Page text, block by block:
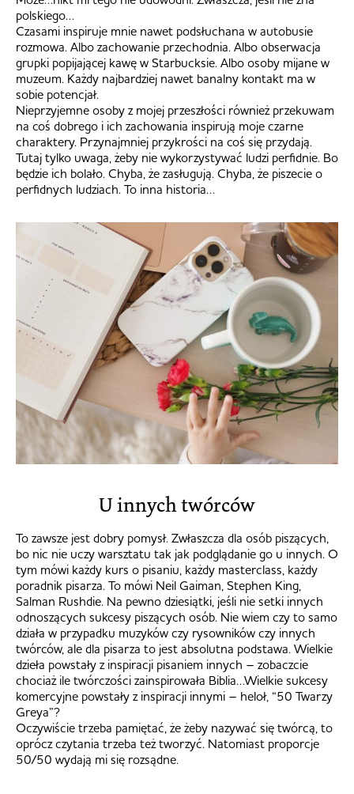
polskiego…
Czasami inspiruje mnie nawet podsłuchana w autobusie
rozmowa. Albo zachowanie przechodnia. Albo obserwacja
grupki popijającej kawę w Starbucksie. Albo osoby mijane w
muzeum. Każdy najbardziej nawet banalny kontakt ma w
sobie potencjał.
Nieprzyjemne osoby z mojej przeszłości również przekuwam
na coś dobrego i ich zachowania inspirują moje czarne
charaktery. Przynajmniej przykrości na coś się przydają.
Tutaj tylko uwaga, żeby nie wykorzystywać ludzi perfidnie. Bo
będzie ich bolało. Chyba, że zasługują. Chyba, że piszecie o
perfidnych ludziach. To inna historia…
U innych twórców
To zawsze jest dobry pomysł. Zwłaszcza dla osób piszących,
bo nic nie uczy warsztatu tak jak podglądanie go u innych. O
tym mówi każdy kurs o pisaniu, każdy masterclass, każdy
poradnik pisarza. To mówi Neil Gaiman, Stephen King,
Salman Rushdie. Na pewno dziesiątki, jeśli nie setki innych
odnoszących sukcesy piszących osób. Nie wiem czy to samo
działa w przypadku muzyków czy rysowników czy innych
twórców, ale dla pisarza to jest absolutna podstawa. Wielkie
dzieła powstały z inspiracji pisaniem innych – zobaczcie
chociaż ile twórczości zainspirowała Biblia…Wielkie sukcesy
komercyjne powstały z inspiracji innymi – heloł, “50 Twarzy
Greya”?
Oczywiście trzeba pamiętać, że żeby nazywać się twórcą, to
oprócz czytania trzeba też tworzyć. Natomiast proporcje
50/50 wydają mi się rozsądne.